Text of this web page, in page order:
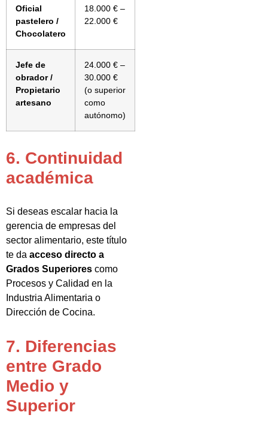
Oficial
pastelero /
Chocolatero
18.000 € –
22.000 €
Jefe de
obrador /
Propietario
artesano
24.000 € –
30.000 €
(o superior
como
autónomo)
6. Continuidad
académica
Si deseas escalar hacia la
gerencia de empresas del
sector alimentario, este título
te da acceso directo a
Grados Superiores como
Procesos y Calidad en la
Industria Alimentaria o
Dirección de Cocina.
7. Diferencias
entre Grado
Medio y
Superior